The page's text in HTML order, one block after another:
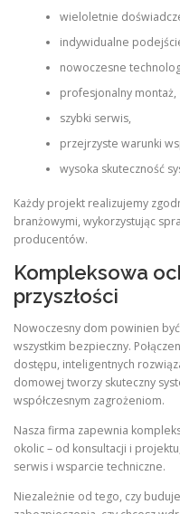
wieloletnie
indywidualne
nowoczesne
profesjonalny montaż,
szybki serwis,
przejrzyste warunki
wysoka skuteczność
Każdy projekt realizujemy
branżowymi, wykorzystując
producentów.
Kompleksowa
przyszłości
Nowoczesny dom powinien
wszystkim bezpieczny.
dostępu, inteligentnych
domowej tworzy skuteczny
współczesnym zagrożeniom.
Nasza firma zapewnia
okolic – od konsultacji i
serwis i wsparcie techniczne.
Niezależnie od tego, czy